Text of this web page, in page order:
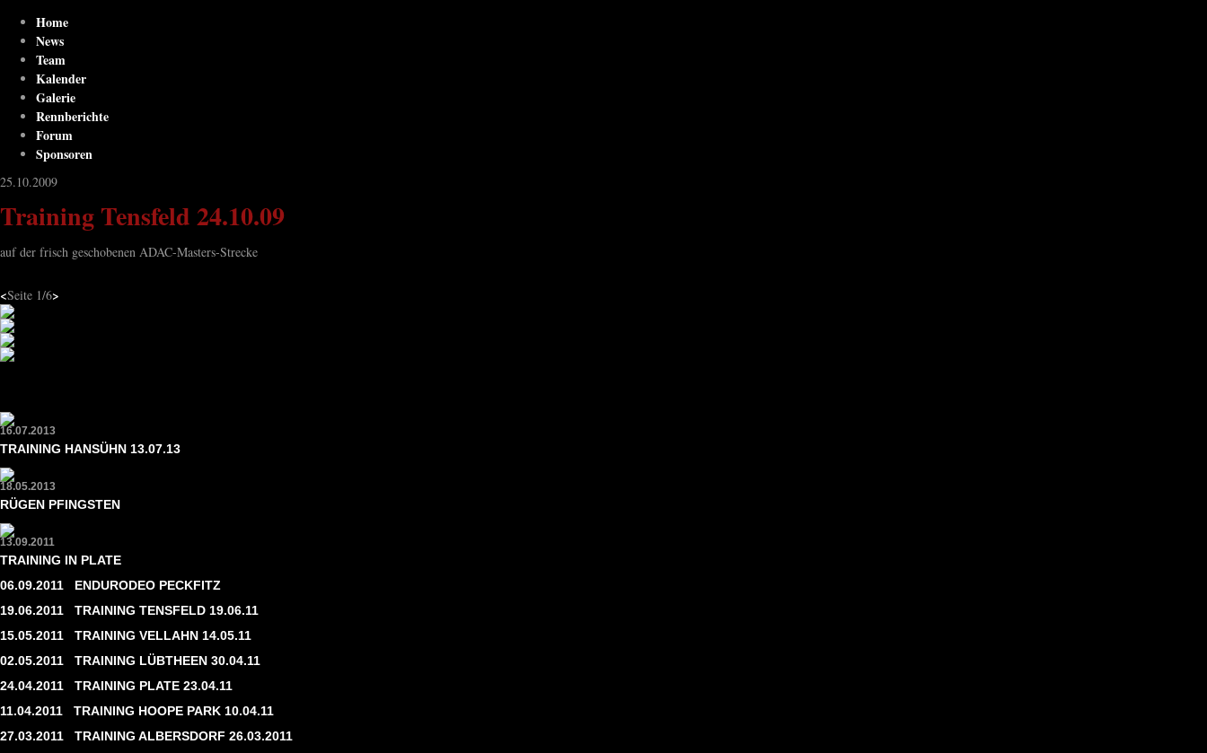
Home
News
Team
Kalender
Galerie
Rennberichte
Forum
Sponsoren
25.10.2009
Training Tensfeld 24.10.09
auf der frisch geschobenen ADAC-Masters-Strecke
<Seite 1/6>
16.07.2013
TRAINING HANSÜHN 13.07.13
18.05.2013
RÜGEN PFINGSTEN
13.09.2011
TRAINING IN PLATE
06.09.2011
ENDURODEO PECKFITZ
19.06.2011
TRAINING TENSFELD 19.06.11
15.05.2011
TRAINING VELLAHN 14.05.11
02.05.2011
TRAINING LÜBTHEEN 30.04.11
24.04.2011
TRAINING PLATE 23.04.11
11.04.2011
TRAINING HOOPE PARK 10.04.11
27.03.2011
TRAINING ALBERSDORF 26.03.2011